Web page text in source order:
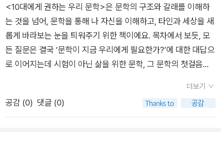
로소 “이게 그렇게 유명한 이야기였어?” 하며 흥미를 보이더라
고요.​기존 교과서 속 문학은 줄거리 요약이나 형식 분석 위주로
다가가야 했기에 거리감이 있었다면, 이 책은 문학이 왜 여전히
유효한지, 지금 우리 삶과 어떻게 이어지는지를 ‘말로 풀어주는’
느낌이에요.​또한 한 챕터마다 소개되는 문학 작품은 글 분량이 많
없이 읽기 좋은 분량입니다. 짧게 읽고, 생각하고, 대화할 수 있는
책이라 독후 활동에도 적합했어요.​✍️ 책과 함께 우리 문학의 첫
단추를 다시 꿰다​『10대에게 권하는 우리문학』은 이름 그대로, 문
궁금합니다.저는 책을 읽을 때, 프롤로그 읽는걸 참 좋아합니다.
이 책을 어떤 의도와 마음으로 쓰셨는지, 작가의 가치관이 고스란
히 드러나는 부분이거든요. 저는 작가님께서 두 번째로 내세우신
의견이 마음이 와닿았습니다. '내 마음의 이해에서 출발해 다른
사람의 마음을 이해함으로써 스스로에게 관대해질 수 있습니다.'
라는 문장 말이죠.얼마 전, 동네 도서관에 나태주 시인께서 강연
을 오셨는데, 사람은 누구나 이기적이지만 우리는 끊임없이 이타
<10대에게 권하는 우리 문학>은 문학의 구조와 갈래를 이해하
는 것을 넘어, 문학을 통해 나 자신을 이해하고, 타인과 세상을 새
롭게 바라보는 눈을 틔워주기 위한 책이에요. 목차에서 보듯, 모
든 질문은 결국 ‘문학이 지금 우리에게 필요한가?’에 대한 대답으
로 이어지는데 시험이 아닌 삶을 위한 문학, 그 문학의 첫걸음을
가는 책인것 같아요. 어른이 되고 엄마가 되어서 만나는 문학이
학생일 때와는 너무 다르다는 것을 저도 체험하고 있는 일이라 공
감이 되었어요!!문학은 그저 감상문을 쓰기 위한 소재가 아니라
더보기
공감 (0) 댓글 (0)